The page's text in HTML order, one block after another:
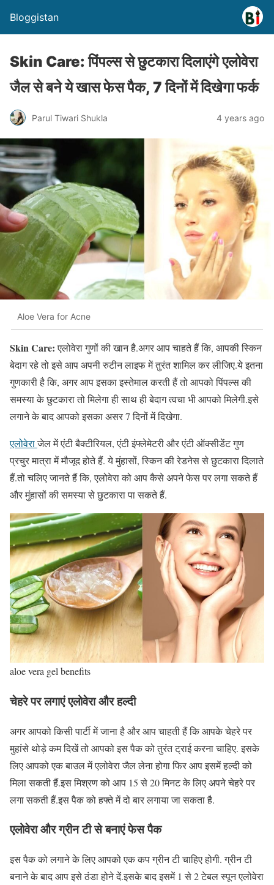
Bloggistan
Skin Care: पिंपल्स से छुटकारा दिलाएंगे एलोवेरा
जैल से बने ये खास फेस पैक, 7 दिनों में दिखेगा फर्क
Parul Tiwari Shukla 4 years ago
Aloe Vera for Acne
Skin Care:एलोवेरा गुणों की खान है.अगर आप चाहते हैं कि, आपकी स्किन
बेदाग रहे तो इसे आप अपनी रुटीन लाइफ में तुरंत शामिल कर लीजिए.ये इतना
गुणकारी है कि, अगर आप इसका इस्तेमाल करती हैं तो आपको पिंपल्स की
समस्या के छुटकारा तो मिलेगा ही साथ ही बेदाग त्वचा भी आपको मिलेगी.इसे
लगाने के बाद आपको इसका असर 7 दिनों में दिखेगा.
एलोवेराजेल में एंटी बैक्टीरियल, एंटी इंफ्लेमेटरी और एंटी ऑक्सीडेंट गुण
प्रचुर मात्रा में मौजूद होते हैं. ये मुंहासों, स्किन की रेडनेस से छुटकारा दिलाते
हैं.तो चलिए जानते हैं कि, एलोवेरा को आप कैसे अपने फेस पर लगा सकते हैं
और मुंहासों की समस्या से छुटकारा पा सकते हैं.
aloe vera gel benefits
चेहरे पर लगाएं एलोवेरा और हल्दी
अगर आपको किसी पार्टी में जाना है और आप चाहती हैं कि आपके चेहरे पर
मुहांसे थोड़े कम दिखें तो आपको इस पैक को तुरंत ट्राई करना चाहिए. इसके
लिए आपको एक बाउल में एलोवेरा जैल लेना होगा फिर आप इसमें हल्दी को
मिला सकती हैं.इस मिश्रण को आप 15 से 20 मिनट के लिए अपने चेहरे पर
लगा सकती हैं.इस पैक को हफ्ते में दो बार लगाया जा सकता है.
एलोवेरा और ग्रीन टी से बनाएं फेस पैक
इस पैक को लगाने के लिए आपको एक कप ग्रीन टी चाहिए होगी. ग्रीन टी
बनाने के बाद आप इसे ठंडा होने दें.इसके बाद इसमें 1 से 2 टेबल स्पून एलोवेरा